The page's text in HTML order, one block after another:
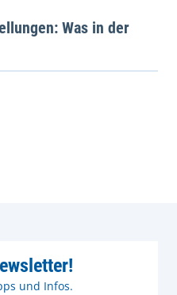
Was in der
und Infos.